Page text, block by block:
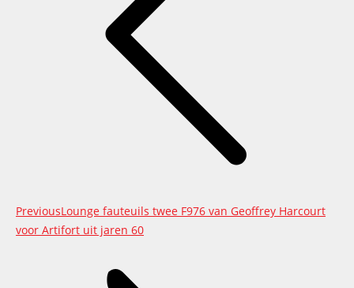
PreviousPrevious
project:
Lounge fauteuils twee F976 van Geoffrey Harcourt
voor Artifort uit jaren 60